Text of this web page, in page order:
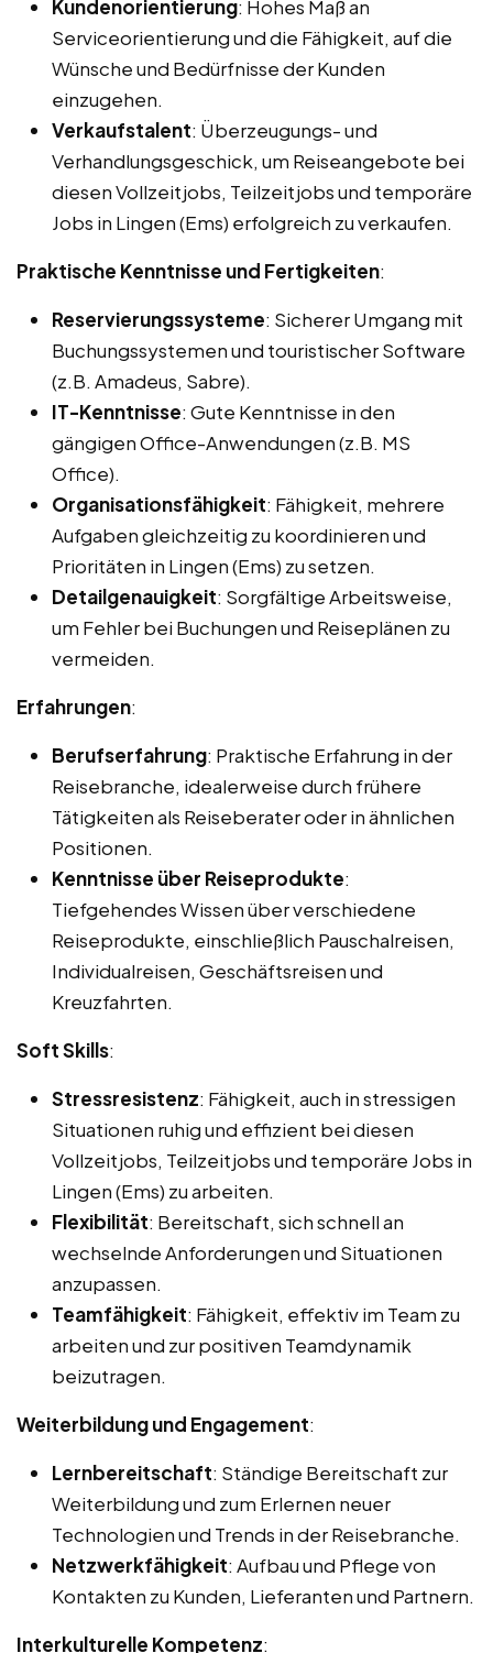
Kundenorientierung: Hohes Maß an
Serviceorientierung und die Fähigkeit, auf die
Wünsche und Bedürfnisse der Kunden
einzugehen.
Verkaufstalent: Überzeugungs- und
Verhandlungsgeschick, um Reiseangebote bei
diesen Vollzeitjobs, Teilzeitjobs und temporäre
Jobs in Lingen (Ems) erfolgreich zu verkaufen.
Praktische Kenntnisse und Fertigkeiten:
Reservierungssysteme: Sicherer Umgang mit
Buchungssystemen und touristischer Software
(z.B. Amadeus, Sabre).
IT-Kenntnisse: Gute Kenntnisse in den
gängigen Office-Anwendungen (z.B. MS
Office).
Organisationsfähigkeit: Fähigkeit, mehrere
Aufgaben gleichzeitig zu koordinieren und
Prioritäten in Lingen (Ems) zu setzen.
Detailgenauigkeit: Sorgfältige Arbeitsweise,
um Fehler bei Buchungen und Reiseplänen zu
vermeiden.
Erfahrungen:
Berufserfahrung: Praktische Erfahrung in der
Reisebranche, idealerweise durch frühere
Tätigkeiten als Reiseberater oder in ähnlichen
Positionen.
Kenntnisse über Reiseprodukte:
Tiefgehendes Wissen über verschiedene
Reiseprodukte, einschließlich Pauschalreisen,
Individualreisen, Geschäftsreisen und
Kreuzfahrten.
Soft Skills:
Stressresistenz: Fähigkeit, auch in stressigen
Situationen ruhig und effizient bei diesen
Vollzeitjobs, Teilzeitjobs und temporäre Jobs in
Lingen (Ems) zu arbeiten.
Flexibilität: Bereitschaft, sich schnell an
wechselnde Anforderungen und Situationen
anzupassen.
Teamfähigkeit: Fähigkeit, effektiv im Team zu
arbeiten und zur positiven Teamdynamik
beizutragen.
Weiterbildung und Engagement:
Lernbereitschaft: Ständige Bereitschaft zur
Weiterbildung und zum Erlernen neuer
Technologien und Trends in der Reisebranche.
Netzwerkfähigkeit: Aufbau und Pflege von
Kontakten zu Kunden, Lieferanten und Partnern.
Interkulturelle Kompetenz: